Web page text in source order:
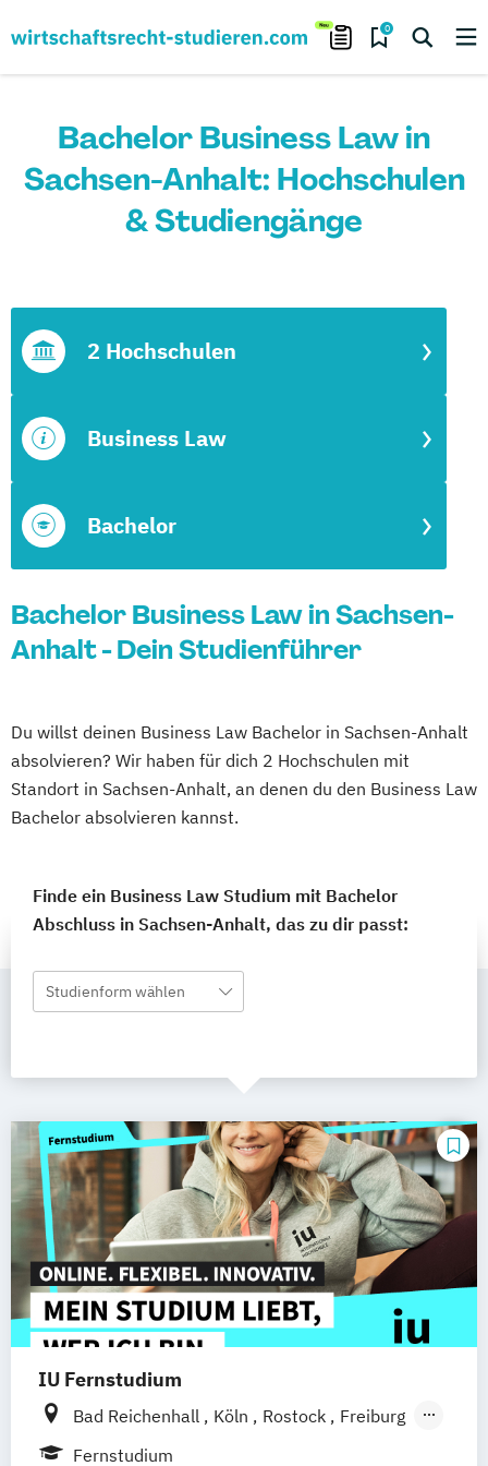
0
Bachelor Business Law in
Sachsen-Anhalt: Hochschulen
& Studiengänge
Bachelor
Business Law
2 Hochschulen
Bachelor Business Law in Sachsen-
Anhalt - Dein Studienführer
Du willst deinen Business Law Bachelor in Sachsen-Anhalt
absolvieren? Wir haben für dich 2 Hochschulen mit
Standort in Sachsen-Anhalt, an denen du den Business Law
Bachelor absolvieren kannst.
Finde ein Business Law Studium mit Bachelor
Abschluss in Sachsen-Anhalt, das zu dir passt:
Studienform wählen
IU Fernstudium
Bad Reichenhall Köln Rostock
Freiburg
Kiel
Frankfurt am Main
Fernstudium